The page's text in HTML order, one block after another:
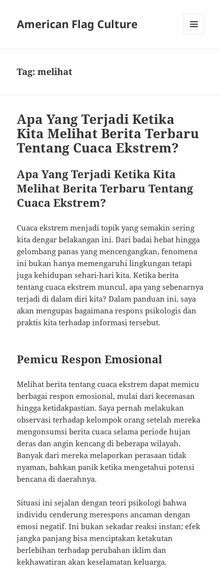
American Flag Culture
Tag:melihat
Apa Yang Terjadi Ketika
Kita Melihat Berita Terbaru
Tentang Cuaca Ekstrem?
Apa Yang Terjadi Ketika Kita
Melihat Berita Terbaru Tentang
Cuaca Ekstrem?
Cuaca ekstrem menjadi topik yang semakin sering
kita dengar belakangan ini. Dari badai hebat hingga
gelombang panas yang mencengangkan, fenomena
ini bukan hanya memengaruhi lingkungan tetapi
juga kehidupan sehari-hari kita. Ketika berita
tentang cuaca ekstrem muncul, apa yang sebenarnya
terjadi di dalam diri kita? Dalam panduan ini, saya
akan mengupas bagaimana respons psikologis dan
praktis kita terhadap informasi tersebut.
Pemicu Respon Emosional
Melihat berita tentang cuaca ekstrem dapat memicu
berbagai respon emosional, mulai dari kecemasan
hingga ketidakpastian. Saya pernah melakukan
observasi terhadap kelompok orang setelah mereka
mengonsumsi berita cuaca selama periode hujan
deras dan angin kencang di beberapa wilayah.
Banyak dari mereka melaporkan perasaan tidak
nyaman, bahkan panik ketika mengetahui potensi
bencana di daerahnya.
Situasi ini sejalan dengan teori psikologi bahwa
individu cenderung merespons ancaman dengan
emosi negatif. Ini bukan sekadar reaksi instan; efek
jangka panjang bisa menciptakan ketakutan
berlebihan terhadap perubahan iklim dan
kekhawatiran akan keselamatan keluarga.